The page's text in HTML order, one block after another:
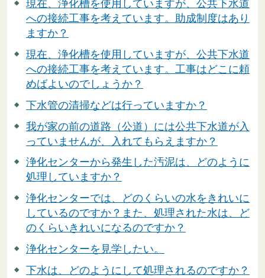
現在、浄化槽を使用していますが、公共下水道
への接続工事を考えています。助成制度はあり
ますか？
現在、浄化槽を使用していますが、公共下水道
への接続工事を考えています。工事はどこに頼
めばよいのでしょうか？
下水管の清掃などは行っていますか？
我が家の前の道路（公道）には公共下水道が入
っていませんが、入れてもらえますか？
浄化センターから発生した汚泥は、どのように
処理していますか？
浄化センターでは、どのくらいの水をきれいに
しているのですか？また、処理された水は、ど
のくらいきれいになるのですか？
浄化センターを見学したい。
下水は、どのようにして処理されるのですか？